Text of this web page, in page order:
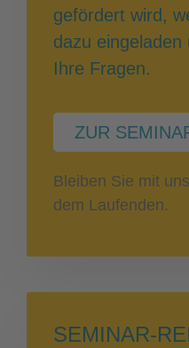
gefördert wird,
dazu
Ihre Fragen.
ZUR
Bleiben Sie mit
dem Laufenden.
SEMINAR-